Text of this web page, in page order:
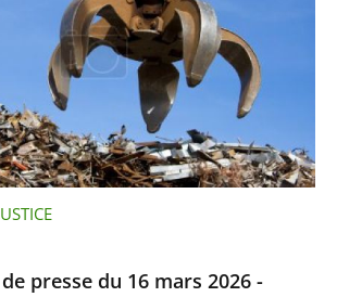
presse du 16 mars 2026 -